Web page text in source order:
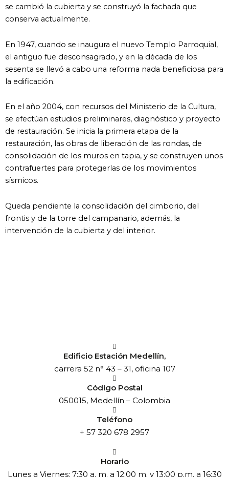
se cambió la cubierta y se construyó la fachada que
conserva actualmente.
En 1947, cuando se inaugura el nuevo Templo Parroquial,
el antiguo fue desconsagrado, y en la década de los
sesenta se llevó a cabo una reforma nada beneficiosa para
la edificación.
En el año 2004, con recursos del Ministerio de la Cultura,
se efectúan estudios preliminares, diagnóstico y proyecto
de restauración. Se inicia la primera etapa de la
restauración, las obras de liberación de las rondas, de
consolidación de los muros en tapia, y se construyen unos
contrafuertes para protegerlas de los movimientos
sísmicos.
Queda pendiente la consolidación del cimborio, del
frontis y de la torre del campanario, además, la
intervención de la cubierta y del interior.
Edificio Estación Medellín,
carrera 52 n° 43 – 31, oficina 107
Código Postal
050015, Medellín – Colombia
Teléfono
+ 57 320 678 2957
Horario
Lunes a Viernes: 7:30 a. m. a 12:00 m. y 13:00 p.m. a 16:30